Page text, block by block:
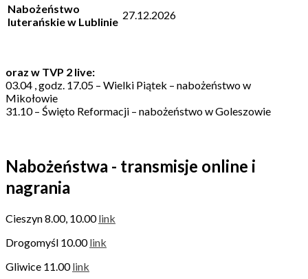
Nabożeństwo
luterańskie w Lublinie
27.12.2026
oraz w TVP 2 live:
03.04 , godz. 17.05 – Wielki Piątek – nabożeństwo w
Mikołowie
31.10 – Święto Reformacji – nabożeństwo w Goleszowie
Nabożeństwa - transmisje online i
nagrania
Cieszyn 8.00, 10.00link
Drogomyśl 10.00link
Gliwice 11.00link